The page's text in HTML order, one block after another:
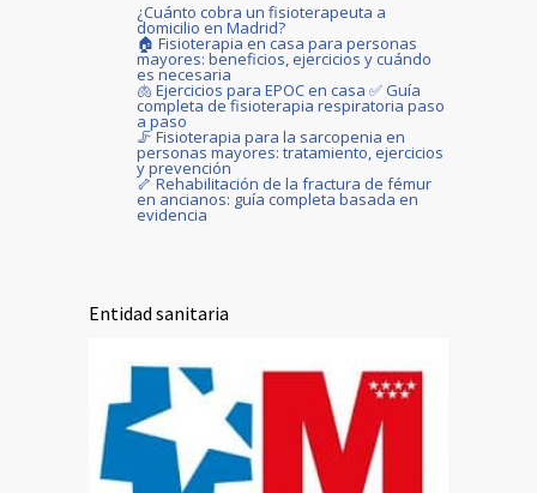
¿Cuánto cobra un fisioterapeuta a
domicilio en Madrid?
🏠 Fisioterapia en casa para personas
mayores: beneficios, ejercicios y cuándo
es necesaria
🫁 Ejercicios para EPOC en casa ✅ Guía
completa de fisioterapia respiratoria paso
a paso
🦵 Fisioterapia para la sarcopenia en
personas mayores: tratamiento, ejercicios
y prevención
🦴 Rehabilitación de la fractura de fémur
en ancianos: guía completa basada en
evidencia
Entidad sanitaria